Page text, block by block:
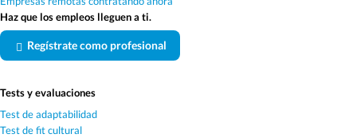
Haz que los empleos lleguen a ti.
Regístrate como profesional
Tests y evaluaciones
Test de adaptabilidad
Test de fit cultural